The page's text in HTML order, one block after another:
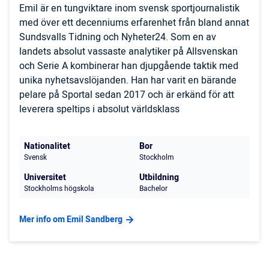
Emil är en tungviktare inom svensk sportjournalistik
med över ett decenniums erfarenhet från bland annat
Sundsvalls Tidning och Nyheter24. Som en av
landets absolut vassaste analytiker på Allsvenskan
och Serie A kombinerar han djupgående taktik med
unika nyhetsavslöjanden. Han har varit en bärande
pelare på Sportal sedan 2017 och är erkänd för att
leverera speltips i absolut världsklass
Nationalitet
Svensk
Bor
Stockholm
Universitet
Stockholms högskola
Utbildning
Bachelor
Mer info om Emil Sandberg